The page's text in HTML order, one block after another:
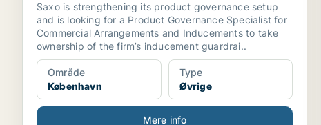
Saxo is strengthening its product governance setup
and is looking for a Product Governance Specialist for
Commercial Arrangements and Inducements to take
ownership of the firm’s inducement guardrai..
Område
København
Type
Øvrige
Mere info